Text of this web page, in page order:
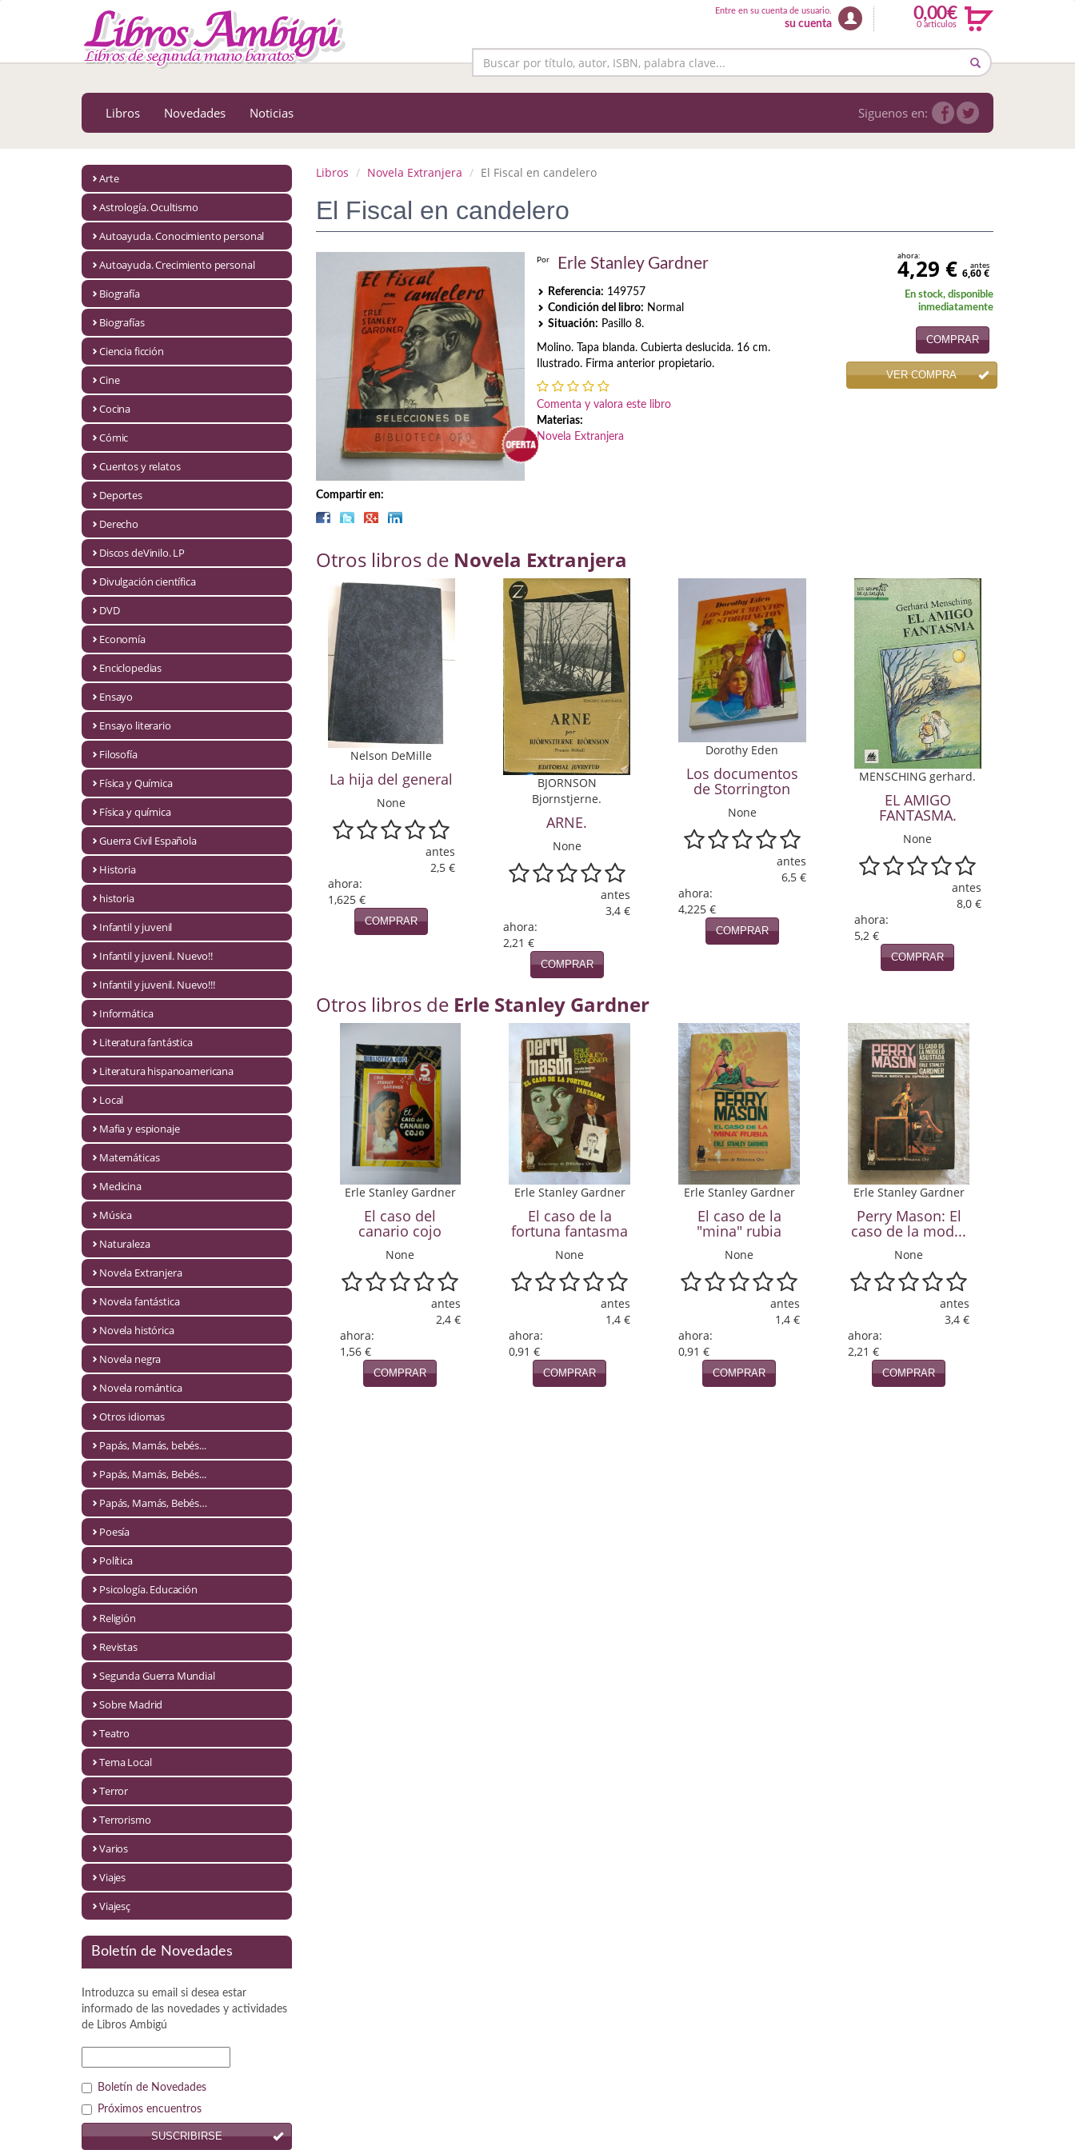
MENÚ PRINCIPAL
Astrología. Ocultismo
Autoayuda. Conocimiento personal
Autoayuda. Crecimiento personal
Ciencia ficción
Cuentos y relatos
Discos deVinilo. LP
Divulgación científica
Ensayo literario
Guerra Civil Española
Infantil y juvenil
Infantil y juvenil. Nuevo!!
Infantil y juvenil. Nuevo!!!
Literatura fantástica
Literatura hispanoamericana
Mafia y espionaje
Novela Extranjera
Novela fantástica
Novela romántica
Otros idiomas
Papás, Mamás, bebés...
Papás, Mamás, Bebés...
Papás, Mamás, Bebés…
Psicología. Educación
Segunda Guerra Mundial
Entre en su cuenta de usuario.
su cuenta
0,00€
0 articulos
Libros Novedades Noticias Siguenos en:
Arte
Astrología. Ocultismo
Autoayuda. Conocimiento personal
Autoayuda. Crecimiento personal
Biografía
Biografías
Ciencia ficción
Cine
Cocina
Cómic
Cuentos y relatos
Deportes
Derecho
Discos deVinilo. LP
Divulgación científica
DVD
Economía
Enciclopedias
Ensayo
Ensayo literario
Filosofía
Física y Química
Física y química
Guerra Civil Española
Historia
historia
Infantil y juvenil
Infantil y juvenil. Nuevo!!
Infantil y juvenil. Nuevo!!!
Informática
Literatura fantástica
Literatura hispanoamericana
Local
Mafia y espionaje
Matemáticas
Medicina
Música
Naturaleza
Novela Extranjera
Novela fantástica
Novela histórica
Novela negra
Novela romántica
Otros idiomas
Papás, Mamás, bebés...
Papás, Mamás, Bebés...
Papás, Mamás, Bebés…
Poesía
Política
Psicología. Educación
Religión
Revistas
Segunda Guerra Mundial
Sobre Madrid
Teatro
Tema Local
Terror
Terrorismo
Varios
Viajes
Viajesç
Boletín de Novedades
Introduzca su email si desea estar
informado de las novedades y actividades
de Libros Ambigú
Boletín de Novedades
Próximos encuentros
SUSCRIBIRSE
Libros Novela Extranjera El Fiscal en candelero
El Fiscal en candelero
Compartir en:
Por Erle Stanley Gardner
Referencia: 149757
Condición del libro: Normal
Situación: Pasillo 8.
Molino. Tapa blanda. Cubierta deslucida. 16 cm.
Ilustrado. Firma anterior propietario.
Comenta y valora este libro
Materias:
Novela Extranjera
ahora:
4,29 € antes
6,60 €
En stock, disponible
inmediatamente
COMPRAR
VER COMPRA
Otros libros de Novela Extranjera
Nelson DeMille
La hija del general
None
antes
2,5 €
ahora:
1,625 €
COMPRAR
BJORNSON
Bjornstjerne.
ARNE.
None
antes
3,4 €
ahora:
2,21 €
COMPRAR
Dorothy Eden
Los documentos
de Storrington
None
antes
6,5 €
ahora:
4,225 €
COMPRAR
MENSCHING gerhard.
EL AMIGO
FANTASMA.
None
antes
8,0 €
ahora:
5,2 €
COMPRAR
Otros libros de Erle Stanley Gardner
Erle Stanley Gardner
El caso del
canario cojo
None
antes
2,4 €
ahora:
1,56 €
COMPRAR
Erle Stanley Gardner
El caso de la
fortuna fantasma
None
antes
1,4 €
ahora:
0,91 €
COMPRAR
Erle Stanley Gardner
El caso de la
"mina" rubia
None
antes
1,4 €
ahora:
0,91 €
COMPRAR
Erle Stanley Gardner
Perry Mason: El
caso de la mod...
None
antes
3,4 €
ahora:
2,21 €
COMPRAR